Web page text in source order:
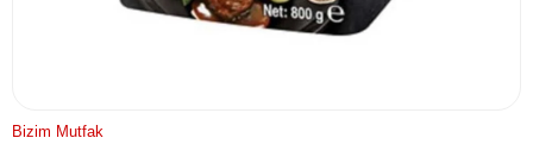
Bizim Mutfak